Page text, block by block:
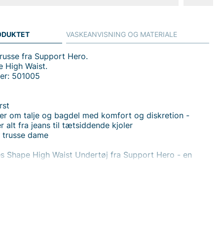
fra Support Hero.
High Waist.
501005
om talje og bagdel med komfort og diskretion -
alt fra jeans til tætsiddende kjoler
dame
Shape High Waist Undertøj fra Support Hero - en
trusse som giver en diskret og behagelig form
og sæde. Den elastiske kant øverst sikrer, at tøjet
VASKEANVISNING OG MATERIALE